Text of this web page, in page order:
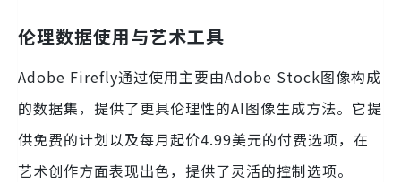
伦理数据使用与艺术工具
Adobe Firefly通过使用主要由Adobe Stock图像构成
的数据集，提供了更具伦理性的AI图像生成方法。它提
供免费的计划以及每月起价4.99美元的付费选项，在
艺术创作方面表现出色，提供了灵活的控制选项。